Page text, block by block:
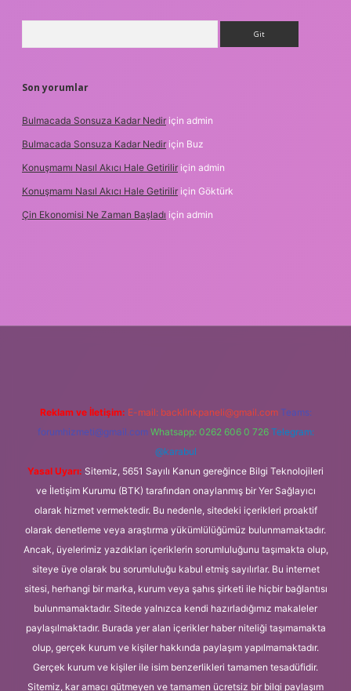
Son yorumlar
Bulmacada Sonsuza Kadar Nedir için admin
Bulmacada Sonsuza Kadar Nedir için Buz
Konuşmamı Nasıl Akıcı Hale Getirilir için admin
Konuşmamı Nasıl Akıcı Hale Getirilir için Göktürk
Çin Ekonomisi Ne Zaman Başladı için admin
Reklam ve İletişim: E-mail: backlinkpaneli@gmail.com Teams:
forumhizmeti@gmail.com Whatsapp: 0262 606 0 726 Telegram:
@karabul
Yasal Uyarı: Sitemiz, 5651 Sayılı Kanun gereğince Bilgi Teknolojileri
ve İletişim Kurumu (BTK) tarafından onaylanmış bir Yer Sağlayıcı
olarak hizmet vermektedir. Bu nedenle, sitedeki içerikleri proaktif
olarak denetleme veya araştırma yükümlülüğümüz bulunmamaktadır.
Ancak, üyelerimiz yazdıkları içeriklerin sorumluluğunu taşımakta olup,
siteye üye olarak bu sorumluluğu kabul etmiş sayılırlar. Bu internet
sitesi, herhangi bir marka, kurum veya şahıs şirketi ile hiçbir bağlantısı
bulunmamaktadır. Sitede yalnızca kendi hazırladığımız makaleler
paylaşılmaktadır. Burada yer alan içerikler haber niteliği taşımamakta
olup, gerçek kurum ve kişiler hakkında paylaşım yapılmamaktadır.
Gerçek kurum ve kişiler ile isim benzerlikleri tamamen tesadüfidir.
Sitemiz, kar amacı gütmeyen ve tamamen ücretsiz bir bilgi paylaşım